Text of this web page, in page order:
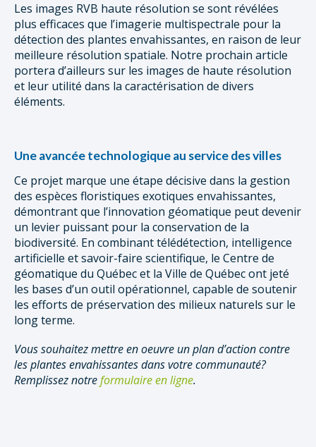
Les images RVB haute résolution se sont révélées
plus efficaces que l’imagerie multispectrale pour la
détection des plantes envahissantes, en raison de leur
meilleure résolution spatiale. Notre prochain article
portera d’ailleurs sur les images de haute résolution
et leur utilité dans la caractérisation de divers
éléments.
Une avancée technologique au service des villes
Ce projet marque une étape décisive dans la gestion
des espèces floristiques exotiques envahissantes,
démontrant que l’innovation géomatique peut devenir
un levier puissant pour la conservation de la
biodiversité. En combinant télédétection, intelligence
artificielle et savoir-faire scientifique, le Centre de
géomatique du Québec et la Ville de Québec ont jeté
les bases d’un outil opérationnel, capable de soutenir
les efforts de préservation des milieux naturels sur le
long terme.
Vous souhaitez mettre en oeuvre un plan d’action contre
les plantes envahissantes dans votre communauté?
Remplissez notreformulaire en ligne.